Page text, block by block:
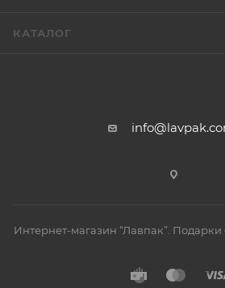
КАТАЛОГ
Интернет-магазин “Лавпак”.